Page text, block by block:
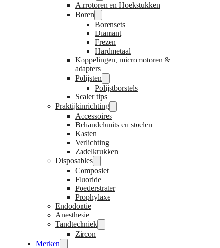
Airrotoren en Hoekstukken
Boren
Borensets
Diamant
Frezen
Hardmetaal
Koppelingen, micromotoren &
adapters
Polijsten
Polijstborstels
Scaler tips
Praktijkinrichting
Accessoires
Behandelunits en stoelen
Kasten
Verlichting
Zadelkrukken
Disposables
Composiet
Fluoride
Poederstraler
Prophylaxe
Endodontie
Anesthesie
Tandtechniek
Zircon
Merken